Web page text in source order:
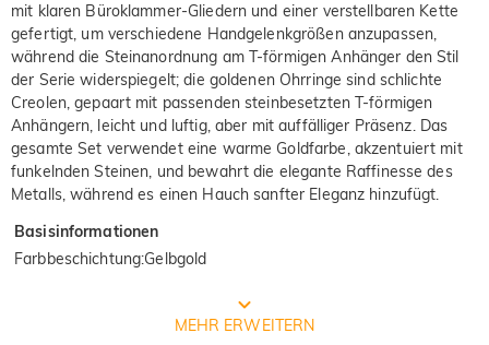
mit klaren Büroklammer-Gliedern und einer verstellbaren Kette
gefertigt, um verschiedene Handgelenkgrößen anzupassen,
während die Steinanordnung am T-förmigen Anhänger den Stil
der Serie widerspiegelt; die goldenen Ohrringe sind schlichte
Creolen, gepaart mit passenden steinbesetzten T-förmigen
Anhängern, leicht und luftig, aber mit auffälliger Präsenz. Das
gesamte Set verwendet eine warme Goldfarbe, akzentuiert mit
funkelnden Steinen, und bewahrt die elegante Raffinesse des
Metalls, während es einen Hauch sanfter Eleganz hinzufügt.
Basisinformationen
Farbbeschichtung:Gelbgold
Prozess der Schmuckherstellung
MEHR ERWEITERN